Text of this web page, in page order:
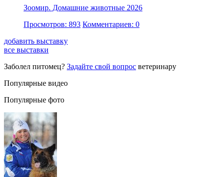
Зоомир. Домашние животные 2026
Просмотров: 893 Комментариев: 0
добавить выставку
все выставки
Заболел питомец? Задайте свой вопрос ветеринару
Популярные видео
Популярные фото